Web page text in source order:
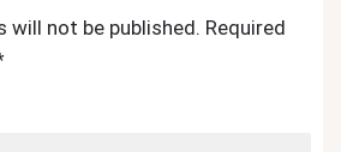
will not be published. Required